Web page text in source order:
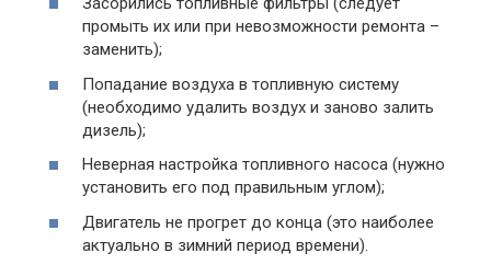
промыть их или при невозможности ремонта –
заменить);
Попадание воздуха в топливную систему
(необходимо удалить воздух и заново залить
дизель);
Неверная настройка топливного насоса (нужно
установить его под правильным углом);
Двигатель не прогрет до конца (это наиболее
актуально в зимний период времени).